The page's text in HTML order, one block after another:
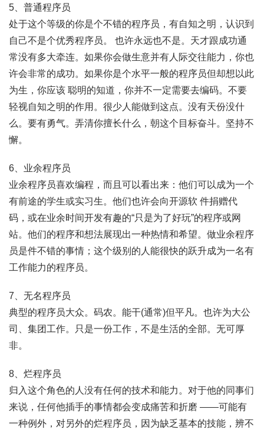
5、普通程序员
处于这个等级的你是个不错的程序员，有自知之明，认识到
自己不是个优秀程序员。 也许永远也不是。天才跟成功通
常没有多大牵连。如果你会做生意并有人际交往能力，你也
许会非常的成功。如果你是个水平一般的程序员但却想以此
为生，你应该 聪明的知道，你并不一定需要去编码。不要
轻视自知之明的作用。很少人能做到这点。没有天份没什
么。要有勇气。弄清你擅长什么，朝这个目标奋斗。坚持不
懈。
6、业余程序员
业余程序员喜欢编程，而且可以看出来：他们可以成为一个
有前途的学生或实习生。他们也许会向开源软 件捐赠代
码，或在业余时间开发有趣的“只是为了好玩”的程序或网
站。他们的程序和想法展现出一种热情和希望。做业余程序
员是件不错的事情；这个级别的人能很快的跃升成为一名有
工作能力的程序员。
7、无名程序员
典型的程序员大众。码农。能干(通常)但平凡。也许为大公
司、集团工作。只是一份工作，不是生活的全部。无可厚
非。
8、烂程序员
归入这个角色的人没有任何的技术和能力。对于他的同事们
来说，任何他插手的事情都会变成痛苦和折磨 ——可能有
一种例外，对另外的烂程序员，因为缺乏基本的技能，辨不